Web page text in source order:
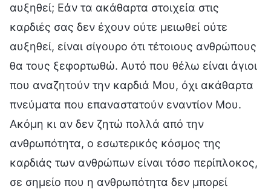
αυξηθεί; Εάν τα ακάθαρτα στοιχεία στις
καρδιές σας δεν έχουν ούτε μειωθεί ούτε
αυξηθεί, είναι σίγουρο ότι τέτοιους ανθρώπους
θα τους ξεφορτωθώ. Αυτό που θέλω είναι άγιοι
που αναζητούν την καρδιά Μου, όχι ακάθαρτα
πνεύματα που επαναστατούν εναντίον Μου.
Ακόμη κι αν δεν ζητώ πολλά από την
ανθρωπότητα, ο εσωτερικός κόσμος της
καρδιάς των ανθρώπων είναι τόσο περίπλοκος,
σε σημείο που η ανθρωπότητα δεν μπορεί